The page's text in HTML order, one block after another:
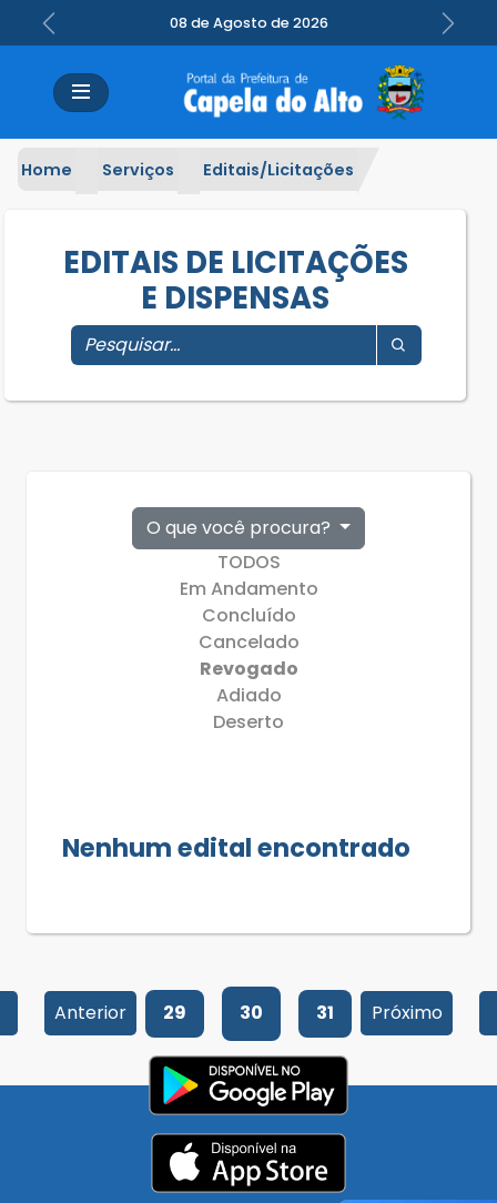
08 de Agosto de 2026
Previous Next
Home Serviços Editais/Licitações
EDITAIS DE LICITAÇÕES
E DISPENSAS
O que você procura?
TODOS
Em Andamento
Concluído
Cancelado
Revogado
Adiado
Deserto
Nenhum edital encontrado
Anterior 29 30 31 Próximo